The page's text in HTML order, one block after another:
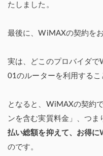
たしました。
最後に、WiMAXの契約を
実は、どこのプロバイダ
01のルーターを利用するこ
となると、WiMAXの契約
ンを含む実質料金」、つま
払い総額を抑えて、お得
のです。